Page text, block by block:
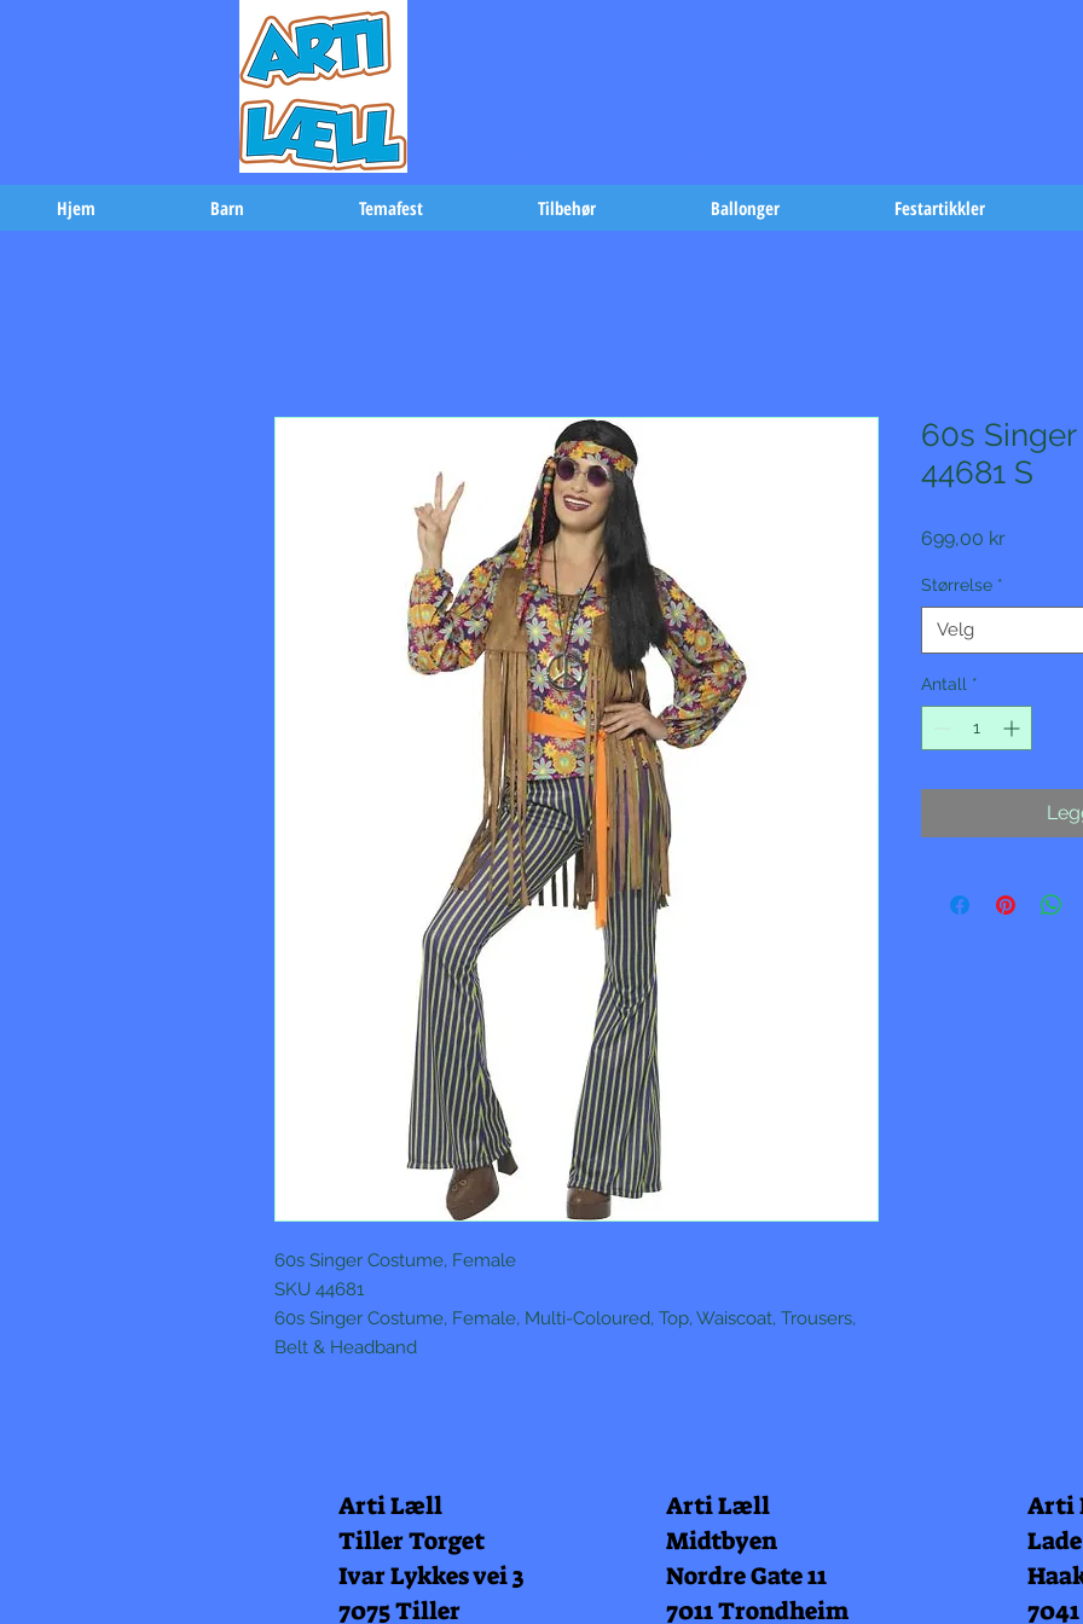
Hjem Barn Temafest Tilbehør Ballonger Festartikkler
60s Singer Costume, Female
SKU 44681
60s Singer Costume, Female, Multi-Coloured, Top, Waiscoat, Trousers,
Belt & Headband
60s
44681 S
699,00 krPris
Størrelse *
Velg
Antall *
Arti Læll
Tiller Torget
Ivar Lykkes vei 3
7075 Tiller
Arti Læll
Midtbyen
Nordre Gate 11
7011 Trondheim
Arti